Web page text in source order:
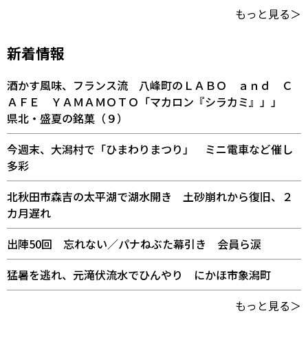
もっと見る＞
新着情報
酒かす風味、フランス流 八峰町のＬＡＢＯ ａｎｄ Ｃ
ＡＦＥ ＹＡＭＡＭＯＴＯ「マカロン『シラカミ』」」
県北・盛夏の銘菓（９）
今週末、大潟村で「ひまわりまつり」 ミニ電車など催し
多彩
北秋田市森吉の太平湖で湖水開き 土砂崩れから復旧、２
カ月遅れ
出陣50回 忘れない／パナねぶた幕引き 会員ら涙
猛暑を逃れ、元滝伏流水でひんやり にかほ市象潟町
もっと見る＞